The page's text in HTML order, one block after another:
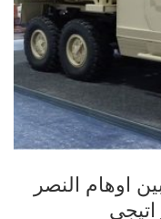
اوهام النصر